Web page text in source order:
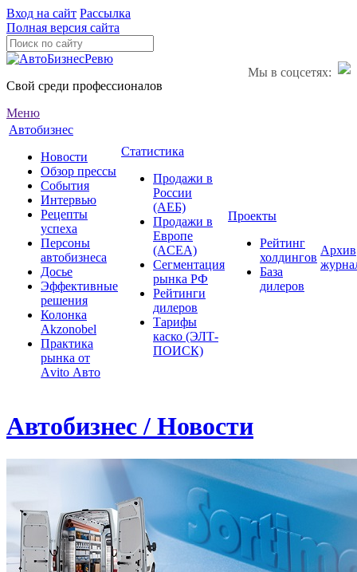
Вход на сайт Рассылка
Полная версия сайта
Мы в соцсетях:
Свой среди профессионалов
Меню
Автобизнес
Новости
Обзор прессы
События
Интервью
Рецепты
успеха
Персоны
автобизнеса
Досье
Эффективные
решения
Колонка
Akzonobel
Практика
рынка от
Аvito Авто
Статистика
Продажи в
России
(АЕБ)
Продажи в
Европе
(ACEA)
Сегментация
рынка РФ
Рейтинги
дилеров
Тарифы
каско (ЭЛТ-
ПОИСК)
Проекты
Рейтинг
холдингов
База
дилеров
Архив
Автобизнес / Новости